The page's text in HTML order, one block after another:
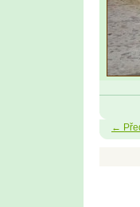
←